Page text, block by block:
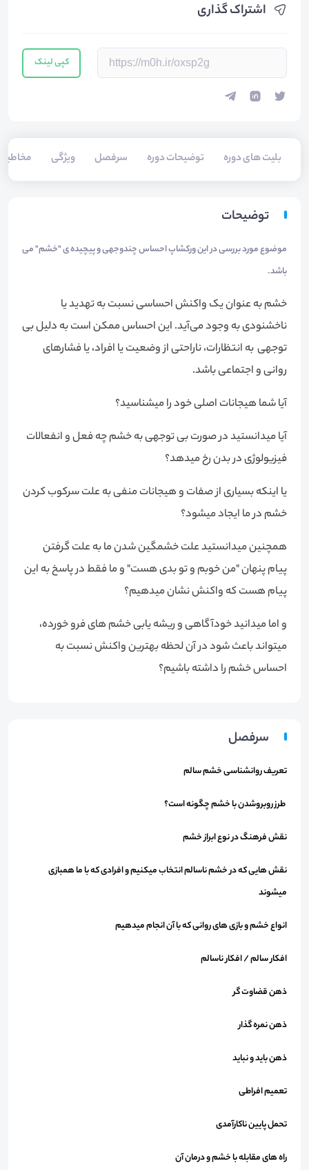
اشتراک گذاری
کپی لینک
بلیت های دوره توضیحات دوره سرفصل ویژگی
توضیحات
موضوع مورد بررسی در این ورکشاپ احساس چندوجهی و پیچیده ی "خشم" می
باشد.
خشم به عنوان یک واکنش احساسی نسبت به تهدید یا
ناخشنودی به وجود می‌آید. این احساس ممکن است به دليل بی
توجهی به انتظارات، ناراحتی از وضعیت یا افراد، یا فشارهای
روانی و اجتماعی باشد.
آيا شما هيجانات اصلی خود را ميشناسيد؟
آيا میدانستید در صورت بی توجهی به خشم چه فعل و انفعالات
فيزيولوژی در بدن رخ ميدهد؟
یا اینکه بسياری از صفات و هيجانات منفی به علت سركوب كردن
خشم در ما ايجاد ميشود؟
همچنین ميدانستيد علت خشمگين شدن ما به علت گرفتن
پيام پنهان "من خوبم و تو بدی هست" و ما فقط در پاسخ به اين
پيام هست که واكنش نشان میدهیم؟
و اما میدانید خودآگاهی و ريشه يابی خشم های فرو خورده،
میتواند باعث شود در آن لحظه بهترين واكنش نسبت به
احساس خشم را داشته باشيم؟
سرفصل
تعريف روانشناسی خشم سالم
طرز روبروشدن با خشم چگونه است؟
نقش فرهنگ در نوع ابراز خشم
نقش هايی كه در خشم ناسالم انتخاب ميكنیم و افرادی كه با ما همبازی
ميشوند
انواع خشم و بازی های روانی كه با آن انجام ميدهيم
افكار سالم / افكار ناسالم
ذهن قضاوت گر
ذهن نمره گذار
ذهن بايد و نبايد
تعميم افراطی
تحمل پايين ناكارآمدی
راه های مقابله با خشم و درمان آن